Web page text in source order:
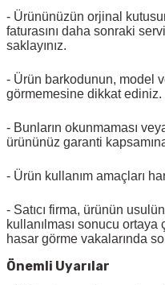
- Ürününüzün orjinal
faturasını daha sonraki
saklayınız.
- Ürün barkodunun, model
görmemesine dikkat ediniz.
- Bunların okunmaması
ürününüz garanti
- Ürün kullanım amaçları
- Satıcı firma, ürünün
kullanılması sonucu
hasar görme vakalarında
Önemli Uyarılar